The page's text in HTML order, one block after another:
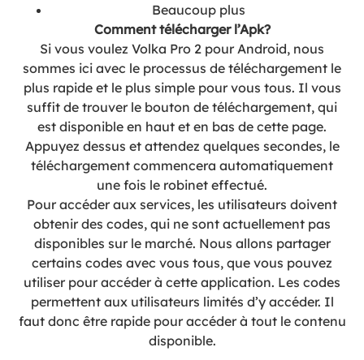
Beaucoup plus
Comment télécharger l’Apk?
Si vous voulez Volka Pro 2 pour Android, nous
sommes ici avec le processus de téléchargement le
plus rapide et le plus simple pour vous tous. Il vous
suffit de trouver le bouton de téléchargement, qui
est disponible en haut et en bas de cette page.
Appuyez dessus et attendez quelques secondes, le
téléchargement commencera automatiquement
une fois le robinet effectué.
Pour accéder aux services, les utilisateurs doivent
obtenir des codes, qui ne sont actuellement pas
disponibles sur le marché. Nous allons partager
certains codes avec vous tous, que vous pouvez
utiliser pour accéder à cette application. Les codes
permettent aux utilisateurs limités d’y accéder. Il
faut donc être rapide pour accéder à tout le contenu
disponible.